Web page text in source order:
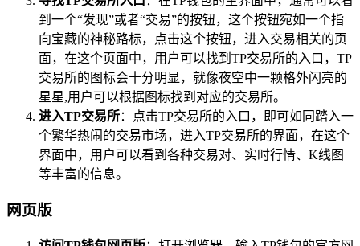
到一个“发现”或者“交易”的按钮，这个按钮宛如一个指
向宝藏的神秘路标，点击这个按钮，进入交易相关的页
面，在这个页面中，用户可以找到TP交易所的入口，TP
交易所的图标会十分明显，就像夜空中一颗格外闪亮的
星星,用户可以根据图标找到对应的交易所。
进入TP交易所：点击TP交易所的入口，即可如同踏入一
个繁华热闹的交易市场，进入TP交易所的界面，在这个
界面中，用户可以看到各种交易对、实时行情、K线图
等丰富的信息。
网页版